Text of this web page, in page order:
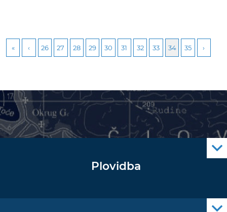
26 27 28 29 30 31 32 33 34 35
Plovidba